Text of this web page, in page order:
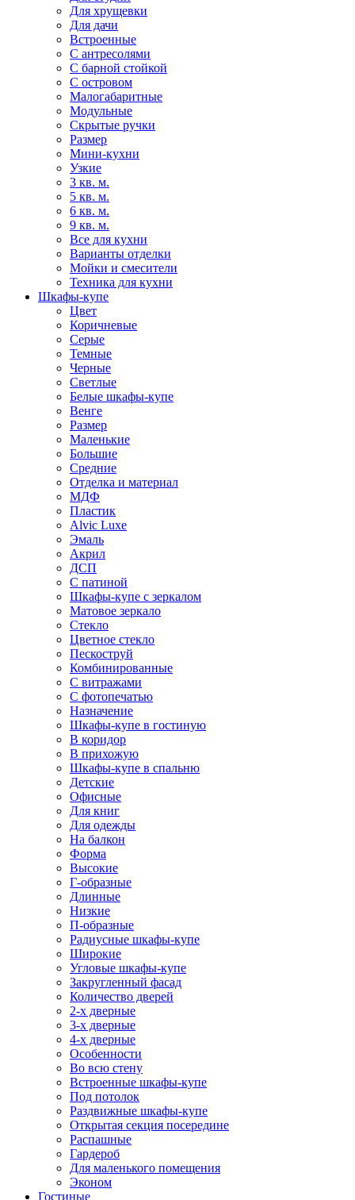
Для хрущевки
Для дачи
Встроенные
С антресолями
С барной стойкой
С островом
Малогабаритные
Модульные
Скрытые ручки
Размер
Мини-кухни
Узкие
3 кв. м.
5 кв. м.
6 кв. м.
9 кв. м.
Все для кухни
Варианты отделки
Мойки и смесители
Техника для кухни
Шкафы-купе
Цвет
Коричневые
Серые
Темные
Черные
Светлые
Белые шкафы-купе
Венге
Размер
Маленькие
Большие
Средние
Отделка и материал
МДФ
Пластик
Alvic Luxe
Эмаль
Акрил
ДСП
С патиной
Шкафы-купе с зеркалом
Матовое зеркало
Стекло
Цветное стекло
Пескоструй
Комбинированные
С витражами
С фотопечатью
Назначение
Шкафы-купе в гостиную
В коридор
В прихожую
Шкафы-купе в спальню
Детские
Офисные
Для книг
Для одежды
На балкон
Форма
Высокие
Г-образные
Длинные
Низкие
П-образные
Радиусные шкафы-купе
Широкие
Угловые шкафы-купе
Закругленный фасад
Количество дверей
2-х дверные
3-х дверные
4-х дверные
Особенности
Во всю стену
Встроенные шкафы-купе
Под потолок
Раздвижные шкафы-купе
Открытая секция посередине
Распашные
Гардероб
Для маленького помещения
Эконом
Гостиные